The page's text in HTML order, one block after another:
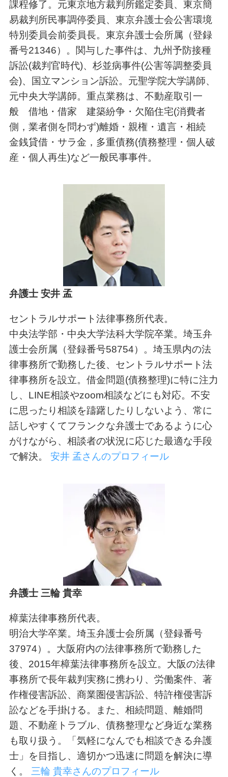
課程修了。元東京地方裁判所鑑定委員、東京簡
易裁判所民事調停委員、東京弁護士会公害環境
特別委員会前委員長。東京弁護士会所属（登録
番号21346）。関与した事件は、九州予防接種
訴訟(裁判官時代)、杉並病事件(公害等調整委員
会)、国立マンション訴訟。元聖学院大学講師、
元中央大学講師。重点業務は、不動産取引一
般 借地・借家 建築紛争・欠陥住宅(消費者
側，業者側を問わず)離婚・親権・遺言・相続
金銭貸借・サラ金，多重債務(債務整理・個人破
産・個人再生)など一般民事事件。
弁護士 安井 孟
セントラルサポート法律事務所代表。
中央法学部・中央大学法科大学院卒業。埼玉弁
護士会所属（登録番号58754）。埼玉県内の法
律事務所で勤務した後、セントラルサポート法
律事務所を設立。借金問題(債務整理)に特に注力
し、LINE相談やzoom相談などにも対応。不安
に思ったり相談を躊躇したりしないよう、常に
話しやすくてフランクな弁護士であるように心
がけながら、相談者の状況に応じた最適な手段
で解決。 安井 孟さんのプロフィール
弁護士 三輪 貴幸
樟葉法律事務所代表。
明治大学卒業。埼玉弁護士会所属（登録番号
37974）。大阪府内の法律事務所で勤務した
後、2015年樟葉法律事務所を設立。大阪の法律
事務所で長年裁判実務に携わり、労働案件、著
作権侵害訴訟、商業圏侵害訴訟、特許権侵害訴
訟などを手掛ける。また、相続問題、離婚問
題、不動産トラブル、債務整理など身近な業務
も取り扱う。「気軽になんでも相談できる弁護
士」を目指し、適切かつ迅速に問題を解決に導
く。 三輪 貴幸さんのプロフィール